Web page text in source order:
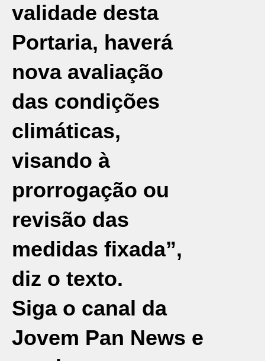
validade desta
Portaria, haverá
nova avaliação
das condições
climáticas,
visando à
prorrogação ou
revisão das
medidas fixada”,
diz o texto.
Siga o canal da
Jovem Pan News e